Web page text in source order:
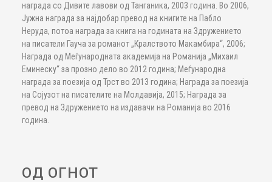
награда со Дивите лавови од Танганика, 2003 година. Во 2006,
Јужна награда за најдобар превод на книгите на Пабло
Неруда, потоа награда за книга на годината на Здружението
на писатели Гауча за романот „Кралството Макамбира“, 2006;
Награда од Меѓународната академија на Романија „Михаил
Еминеску“ за прозно дело во 2012 година; Меѓународна
награда за поезија од Трст во 2013 година; Награда за поезија
на Сојузот на писателите на Молдавија, 2015; Награда за
превод на Здружението на издавачи на Романија во 2016
година.
ОД ОГНОТ